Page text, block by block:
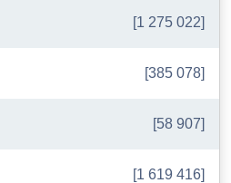
[1 275 022]
[385 078]
[58 907]
[1 619 416]